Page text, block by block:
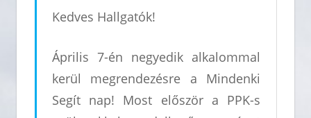
Kedves Hallgatók!
Április 7-én negyedik alkalommal
kerül megrendezésre a Mindenki
Segít nap! Most először a PPK-s